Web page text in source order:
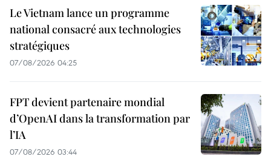
Le Vietnam lance un programme
national consacré aux technologies
stratégiques
07/08/2026 04:25
FPT devient partenaire mondial
d’OpenAI dans la transformation par
l’IA
07/08/2026 03:44